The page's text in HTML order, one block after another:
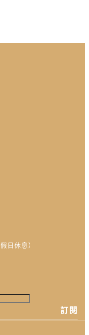
日休息）
訂閱